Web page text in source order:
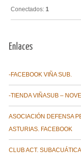
Conectados: 1
Enlaces
-FACEBOOK VIÑA SUB.
-TIENDA VIÑASUB –
ASOCIACIÓN DEFENSA
ASTURIAS. FACEBOOK
CLUB ACT.